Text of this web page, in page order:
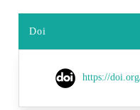
Doi
https://